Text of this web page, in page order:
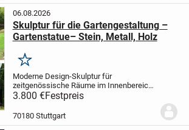
06.08.2026
Skulptur für die Gartengestaltung –
Gartenstatue– Stein, Metall, Holz
Merken
Moderne Design-Skulptur für
zeitgenössische Räume im Innenbereich
(jeder Größe) und im Außenbereich zur
Dekoration und Landschaftsgestaltung
von Gärten, Terrassen, Parks,
Schwimmbeckenrändern...
3.800 €Festpreis
70180 Stuttgart